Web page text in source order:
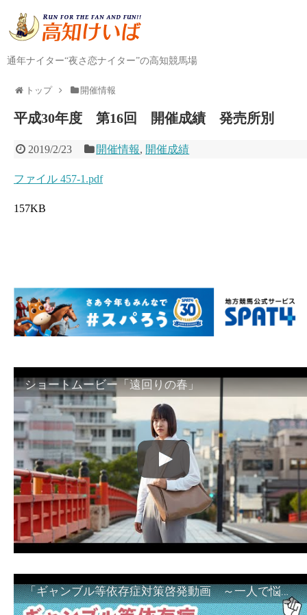
通年ナイター“夜さ恋ナイター”の高知競馬場
トップ 開催情報
平成30年度 第16回 開催成績 発売所別
2019/2/23 開催情報, 開催成績
ファイル 457-1.pdf
157KB
ショートムービー「遠回りの春」
「ギャンブル等依存症対策啓発動画 ～一人で悩まず、家族で悩まず、まず！相談機関へ～」